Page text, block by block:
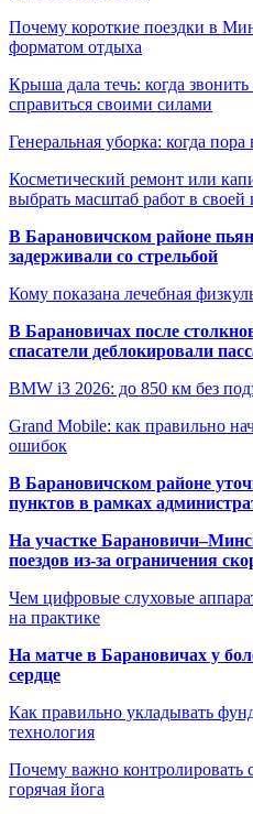
Почему короткие поездки в
форматом отдыха
Крыша дала течь: когда
справиться своими силами
Генеральная уборка: когда
Косметический ремонт или
выбрать масштаб работ в своей
В Барановичском районе
задерживали со стрельбой
Кому показана лечебная
В Барановичах после
спасатели деблокировали
BMW i3 2026: до 850 км без
Grand Mobile: как правильно
ошибок
В Барановичском районе
пунктов в рамках
На участке
поездов из-за ограничения
Чем цифровые слуховые
на практике
На матче в Барановичах у
сердце
Как правильно укладывать
технология
Почему важно контролировать
горячая йога